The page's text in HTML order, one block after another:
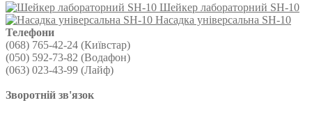
Шейкер лабораторний SH-10
Насадка універсальна SH-10
Телефони
(068) 765-42-24 (Київстар)
(050) 592-73-82 (Водафон)
(063) 023-43-99 (Лайф)
Зворотній зв'язок